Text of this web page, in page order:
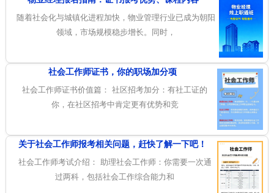
随着社会化与城镇化进程加快，物业管理行业已成为朝阳
领域，市场规模稳步增长。同时，
社会工作师证书，你的职场加分项
社会工作师证书价值篇： 社区招考加分：有社工证的
你，在社区招考中肯定更有优势和竞
关于社会工作师报考相关问题，赶快了解一下吧！
社会工作师考试介绍： 助理社会工作师：你需要一次通
过两科，包括社会工作综合能力和